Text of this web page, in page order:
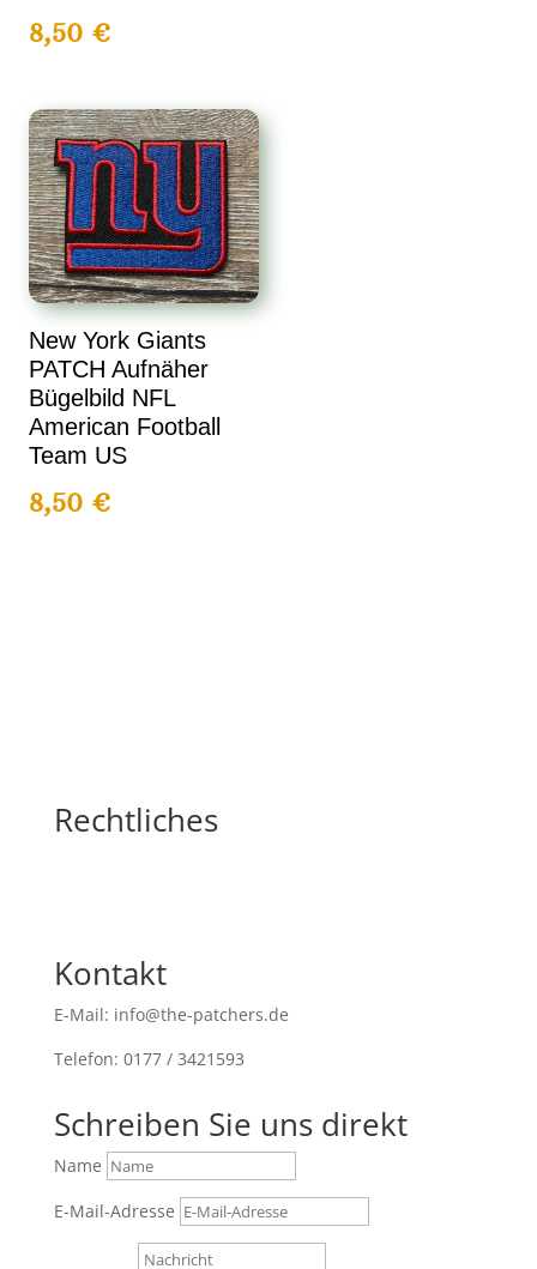
8,50€
New York Giants
PATCH Aufnäher
Bügelbild NFL
American Football
Team US
8,50€
Rechtliches
Kontakt
E-Mail: info@the-patchers.de
Telefon: 0177 / 3421593
Schreiben Sie uns direkt
Name
E-Mail-Adresse